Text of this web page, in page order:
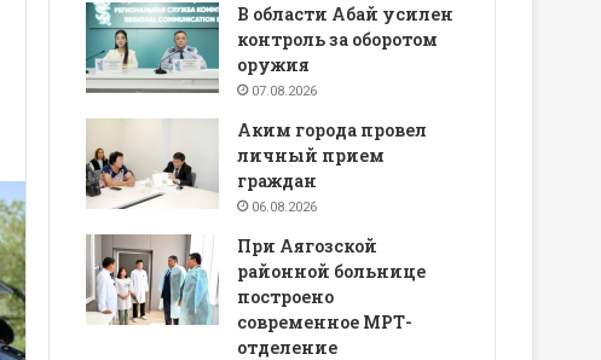
В области Абай усилен
контроль за оборотом
оружия
07.08.2026
Аким города провел
личный прием
граждан
06.08.2026
При Аягозской
районной больнице
построено
современное МРТ-
отделение